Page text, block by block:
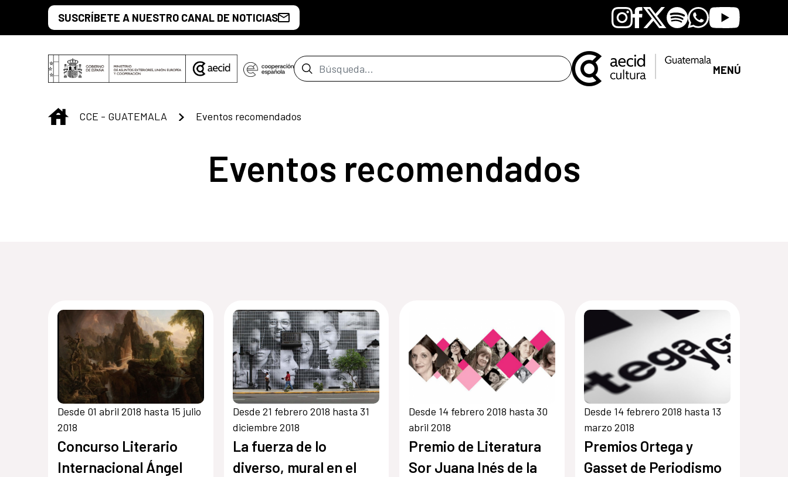
Saltar al contenido principal
SUSCRÍBETE A NUESTRO CANAL DE NOTICIAS Instagram
Facebook
X SpotifyWhatsapp
Youtube
Barra de búsqueda MENÚ
INICIO
CCE - GUATEMALA Eventos recomendados
Eventos recomendados
Desde 01 abril 2018 hasta 15 julio
2018
Concurso Literario
Internacional Ángel
Desde 21 febrero 2018 hasta 31
diciembre 2018
La fuerza de lo
diverso, mural en el
Desde 14 febrero 2018 hasta 30
abril 2018
Premio de Literatura
Sor Juana Inés de la
Desde 14 febrero 2018 hasta 13
marzo 2018
Premios Ortega y
Gasset de Periodismo